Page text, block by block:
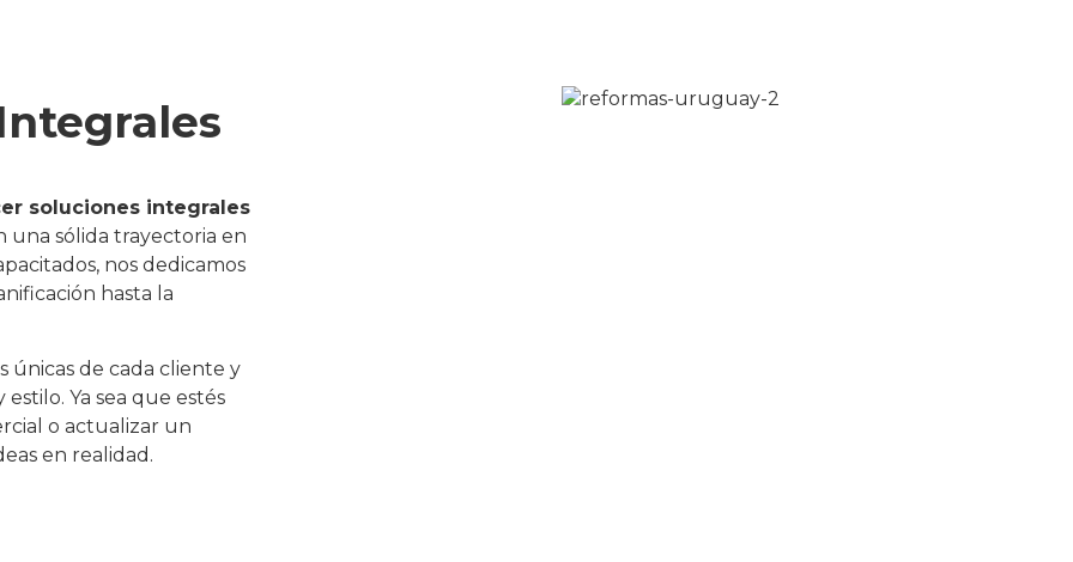
soluciones integrales
una sólida trayectoria en
nos dedicamos
hasta la
únicas de cada cliente y
Ya sea que estés
o actualizar un
en realidad.